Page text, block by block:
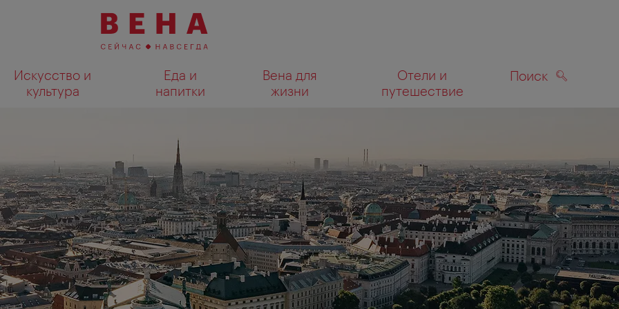
Искусство и
культура
Еда и
напитки
Вена для
жизни
Отели и
путешествие
Поиск